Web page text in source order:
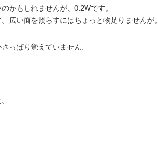
かもしれませんが、0.2Wです。
広い面を照らすにはちょっと物足りませんが。
っぱり覚えていません。